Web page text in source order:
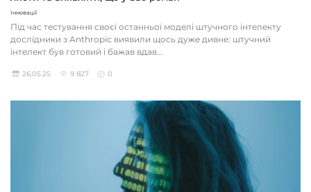
Інновації
Під час тестування своєї останньої моделі штучного інтелекту
дослідники з Anthropic виявили щось дуже дивне: штучний
інтелект був готовий і бажав вдав...
26.05.25 9 827 0